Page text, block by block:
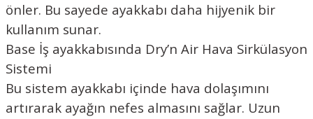
önler. Bu sayede ayakkabı daha hijyenik bir
kullanım sunar.
Base İş ayakkabısında Dry’n Air Hava Sirkülasyon
Sistemi
Bu sistem ayakkabı içinde hava dolaşımını
artırarak ayağın nefes almasını sağlar. Uzun